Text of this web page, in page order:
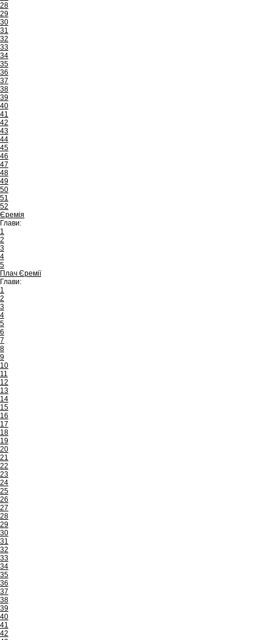
28
29
30
31
32
33
34
35
36
37
38
39
40
41
42
43
44
45
46
47
48
49
50
51
52
Єремія
Глави:
1
2
3
4
5
Плач Єремії
Глави:
1
2
3
4
5
6
7
8
9
10
11
12
13
14
15
16
17
18
19
20
21
22
23
24
25
26
27
28
29
30
31
32
33
34
35
36
37
38
39
40
41
42